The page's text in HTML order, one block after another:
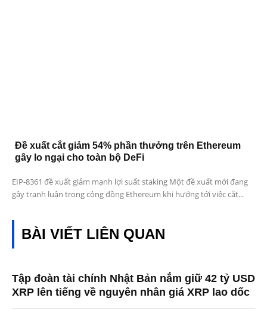
Đề xuất cắt giảm 54% phần thưởng trên Ethereum
gây lo ngại cho toàn bộ DeFi
EIP-8361 đề xuất giảm mạnh lợi suất staking Một đề xuất mới đang
gây tranh luận trong cộng đồng Ethereum khi hướng tới việc cắt...
BÀI VIẾT LIÊN QUAN
Tập đoàn tài chính Nhật Bản nắm giữ 42 tỷ USD
XRP lên tiếng về nguyên nhân giá XRP lao dốc